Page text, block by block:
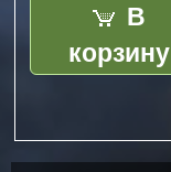
В
корзину